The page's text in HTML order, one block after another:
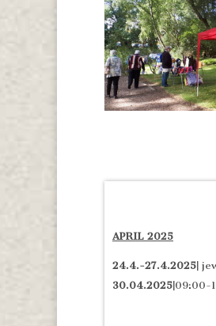
APRIL 2025
24.4.-27.4.2025|
30.04.2025| 09:00-